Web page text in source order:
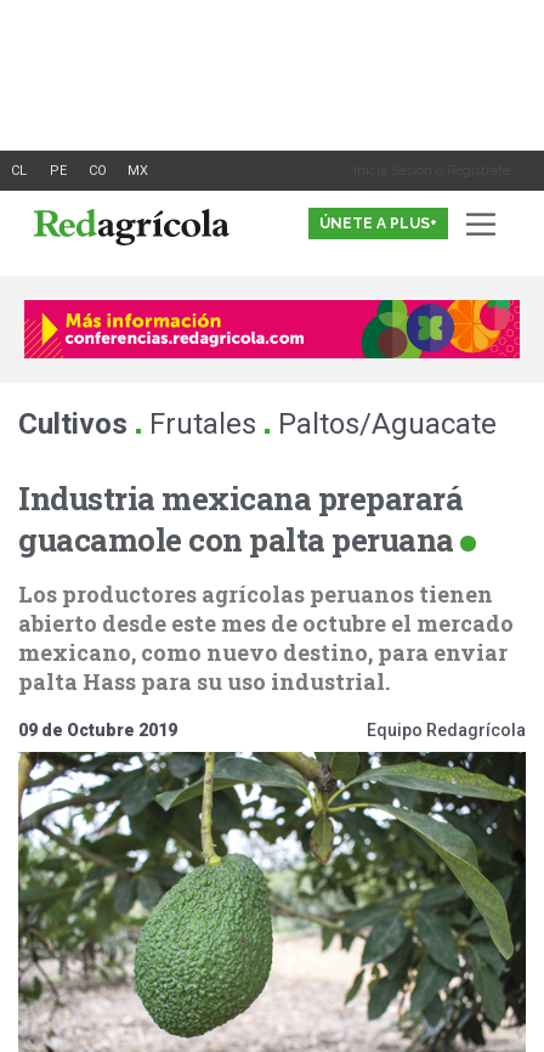
Inicia Sesión o Registrate
ÚNETE A PLUS+
Cultivos . Frutales . Paltos/Aguacate
Industria mexicana preparará
guacamole con palta peruana
Los productores agrícolas peruanos tienen
abierto desde este mes de octubre el mercado
mexicano, como nuevo destino, para enviar
palta Hass para su uso industrial.
09 de Octubre 2019 Equipo Redagrícola